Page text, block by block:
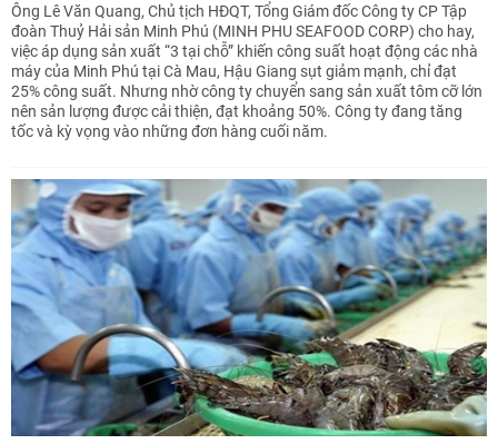
Ông Lê Văn Quang, Chủ tịch HĐQT, Tổng Giám đốc Công ty CP Tập
đoàn Thuỷ Hải sản Minh Phú (MINH PHU SEAFOOD CORP) cho hay,
việc áp dụng sản xuất “3 tại chỗ” khiến công suất hoạt động các nhà
máy của Minh Phú tại Cà Mau, Hậu Giang sụt giảm mạnh, chỉ đạt
25% công suất. Nhưng nhờ công ty chuyển sang sản xuất tôm cỡ lớn
nên sản lượng được cải thiện, đạt khoảng 50%. Công ty đang tăng
tốc và kỳ vọng vào những đơn hàng cuối năm.